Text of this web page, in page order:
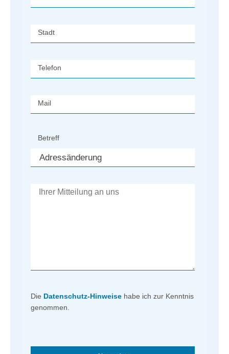
Stadt
Telefon
Mail
Betreff
Die Datenschutz-Hinweise habe ich zur Kenntnis
genommen.